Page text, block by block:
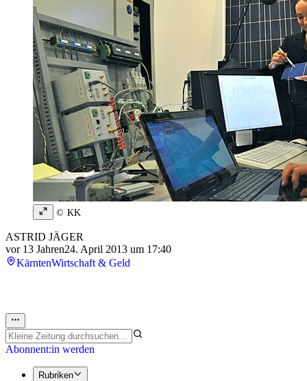
© KK
ASTRID JÄGER
vor 13 Jahren24. April 2013 um 17:40
KärntenWirtschaft & Geld
Abonnent:in werden
Rubriken